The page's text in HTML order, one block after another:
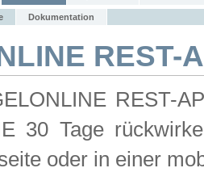
Dokumentation
REST-
REST-
30 Tage
oder in einer